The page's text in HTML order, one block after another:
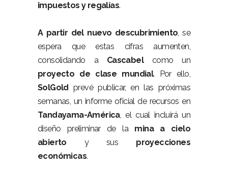
impuestos y regalías.
A partir del nuevo descubrimiento, se
espera que estas cifras aumenten,
consolidando a Cascabelcomo un
proyecto de clase mundial. Por ello,
SolGold prevé publicar, en las próximas
semanas, un informe oficial de recursos en
Tandayama-América, el cual incluirá un
diseño preliminar de la mina a cielo
abierto y sus proyecciones
económicas.